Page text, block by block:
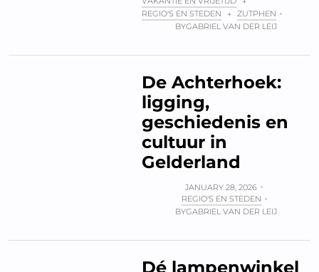
REGIO'S EN STEDEN
+ ZUTPHEN
BYGABRIEL VAN DER LEIJ
De Achterhoek:
ligging,
geschiedenis en
cultuur in
Gelderland
JANUARY 28, 2026
REGIO'S EN STEDEN
BYGABRIEL VAN DER LEIJ
Dé lampenwinkel